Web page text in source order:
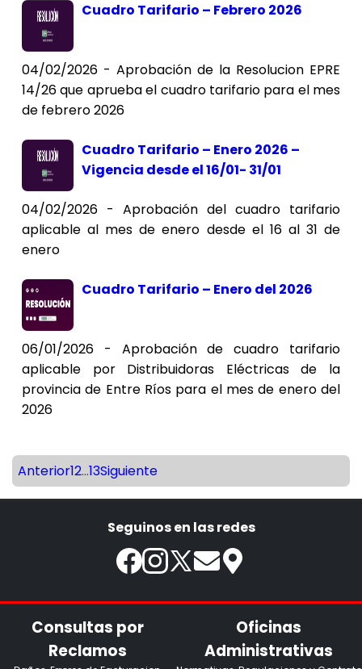
Cuadro Tarifario – Febrero 2026
04/02/2026 - Aprobación de la Resolucion EPRE
14/26 que aprueba el cuadro tarifario para el mes
de febrero 2026
Cuadro Tarifario – Enero 2026 –
Vigencia desde el 16/01- 31/01
04/02/2026 - Aprobación del cuadro tarifario
aplicable al mes de enero desde el 16 al 31 de
enero
Cuadro Tarifario – Enero del 2026
06/01/2026 - Aprobación de cuadro tarifario
aplicable por Distribuidoras Eléctricas de la
provincia de Entre Ríos para el mes de enero del
2026
Anterior12...13Siguiente
Seguinos en las redes
Consultas por
Reclamos
Oficinas
Administrativas